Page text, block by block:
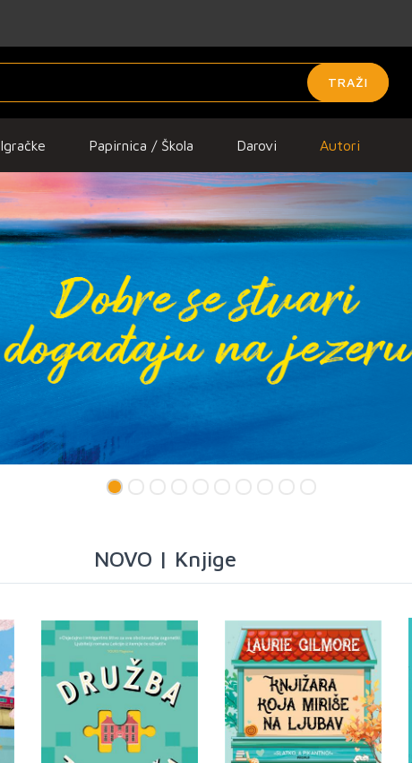
TRAŽI
Igračke Papirnica / Škola Darovi Autori
NOVO | Knjige